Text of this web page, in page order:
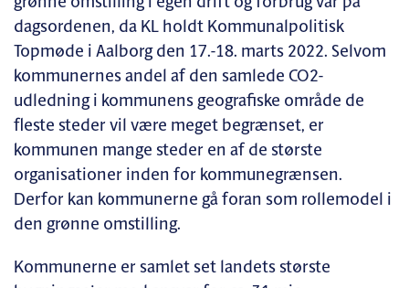
dagsordenen, da KL holdt Kommunalpolitisk
Topmøde i Aalborg den 17.-18. marts 2022. Selvom
kommunernes andel af den samlede CO2-
udledning i kommunens geografiske område de
fleste steder vil være meget begrænset, er
kommunen mange steder en af de største
organisationer inden for kommunegrænsen.
Derfor kan kommunerne gå foran som rollemodel i
den grønne omstilling.
Kommunerne er samlet set landets største